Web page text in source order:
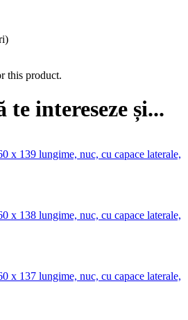
this product.
te intereseze și...
x 139 lungime, nuc, cu capace laterale,
x 138 lungime, nuc, cu capace laterale,
x 137 lungime, nuc, cu capace laterale,